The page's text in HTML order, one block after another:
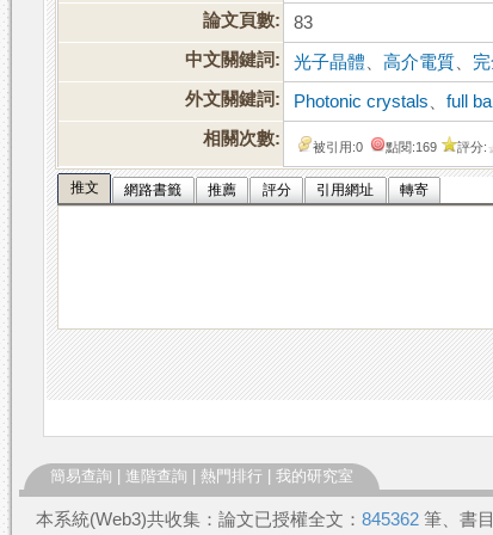
論文頁數:
83
中文關鍵詞:
光子晶體 、高介電質
外文關鍵詞:
Photonic crystals 、full
相關次數:
被引用:0 點閱:169 評分:
推文 網路書籤 推薦 評分 引用網址 轉寄
簡易查詢 進階查詢 熱門排行 我的研究室
本系統(Web3)共收集：論文已授權全文： 845362 筆、書